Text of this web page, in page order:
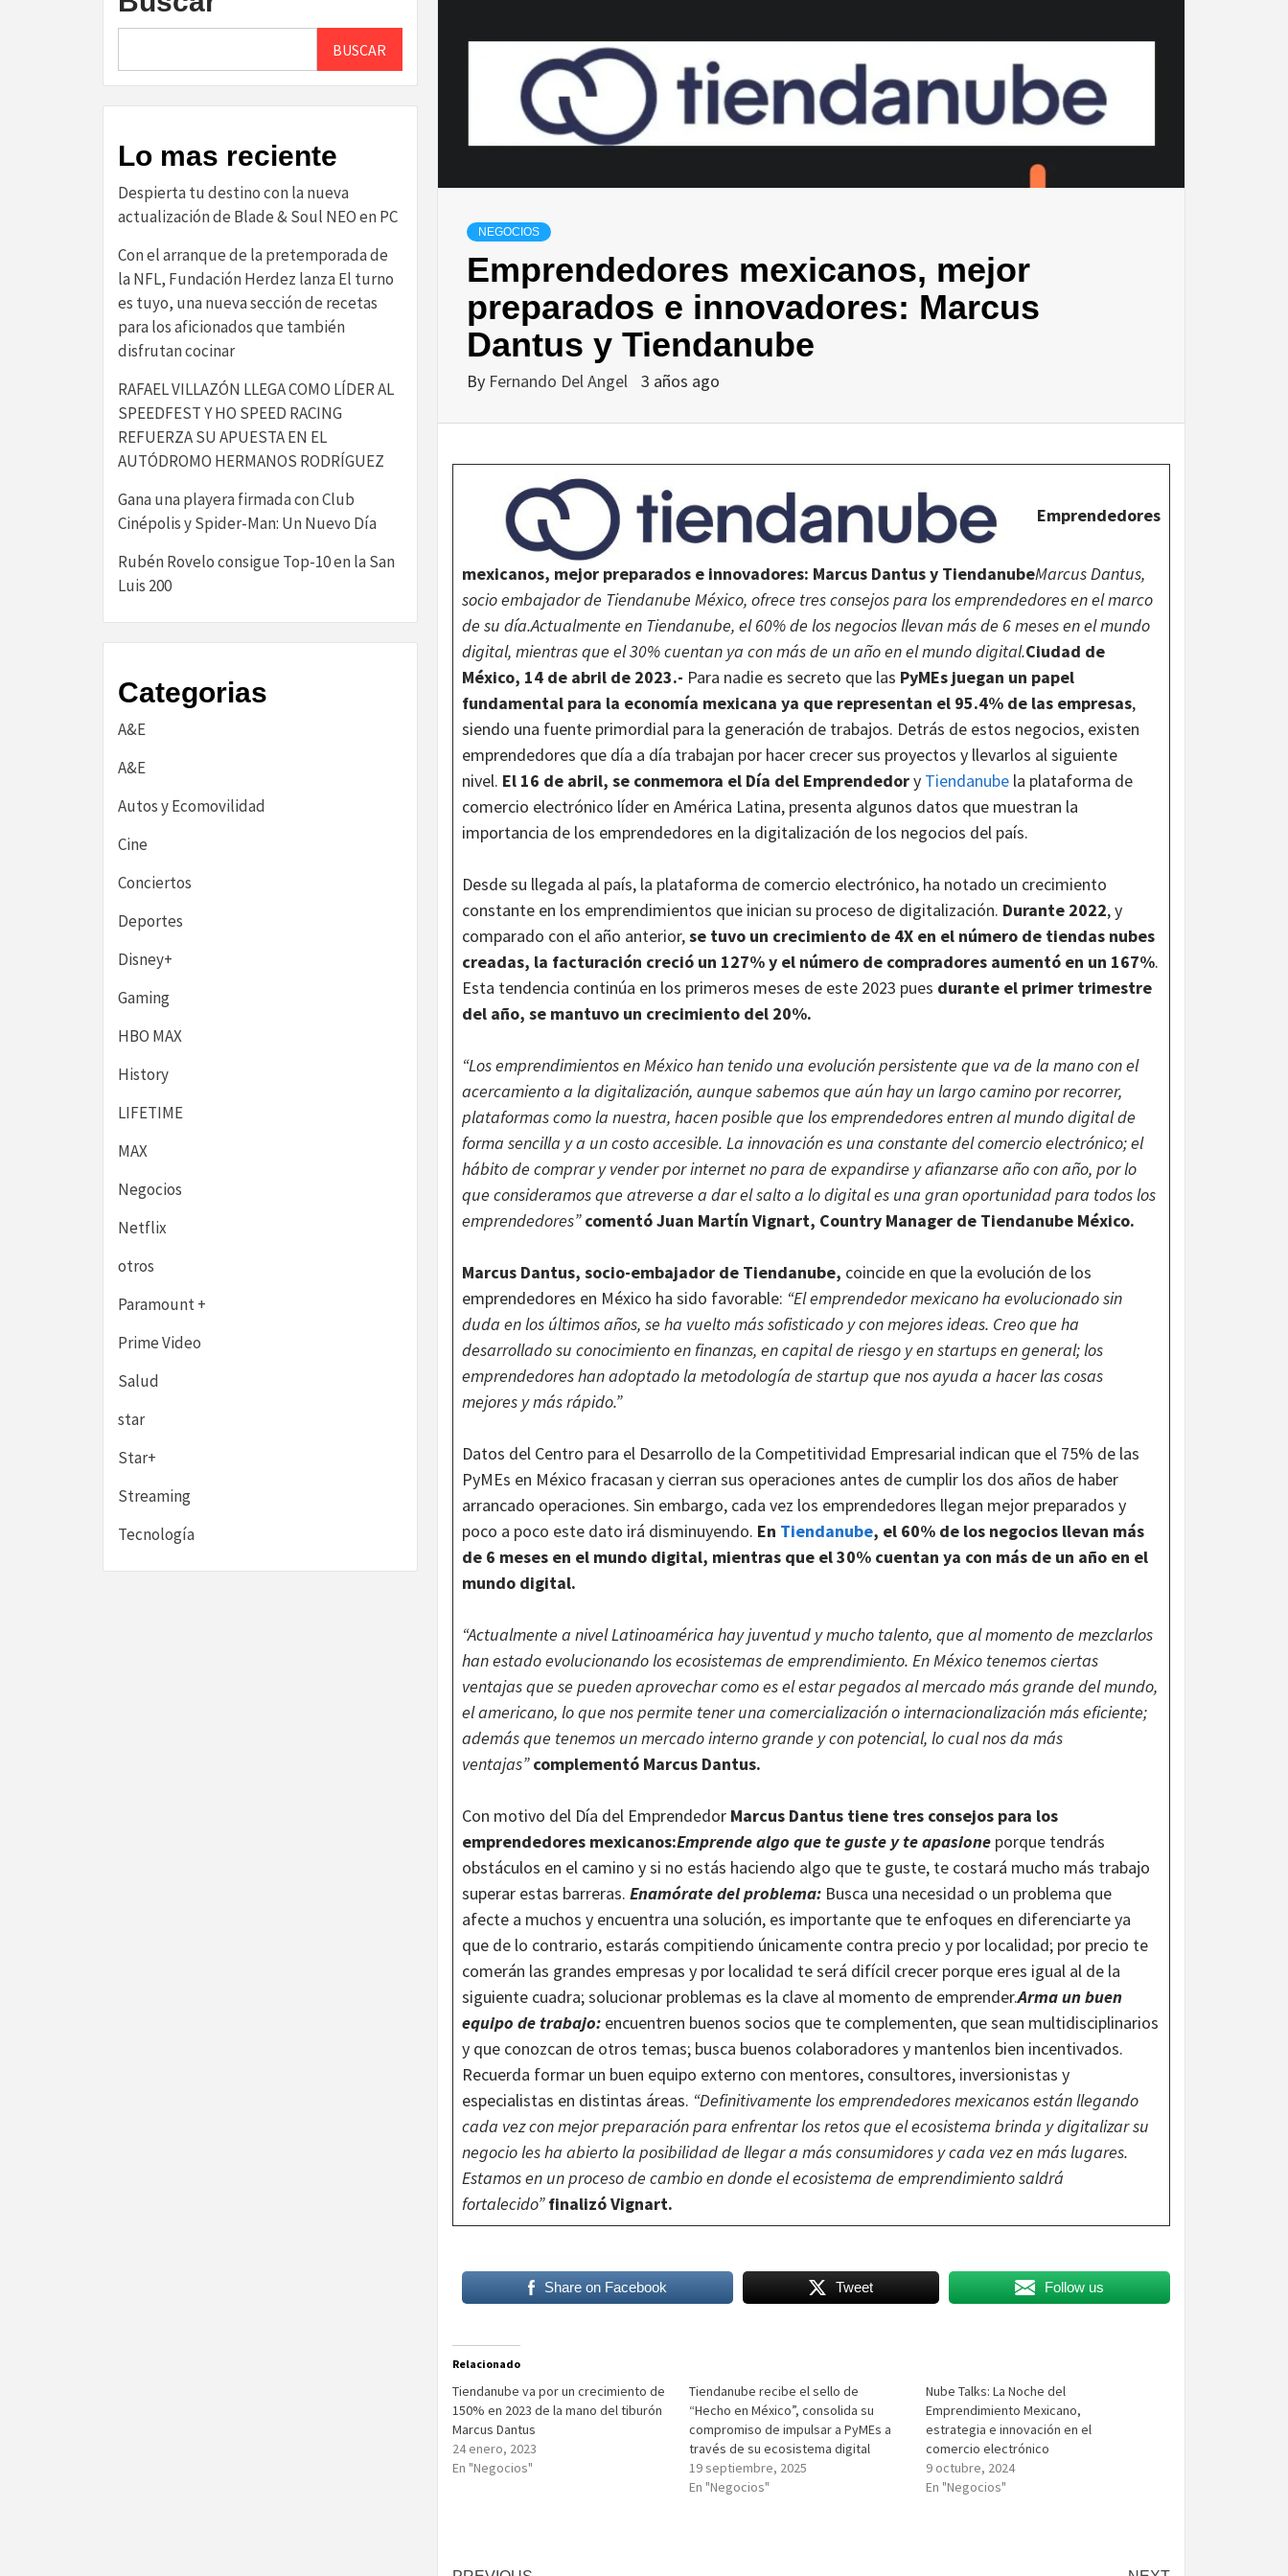
NEGOCIOS
Emprendedores mexicanos, mejor
preparados e innovadores: Marcus
Dantus y Tiendanube
By Fernando Del Angel 3 años ago
Emprendedores
mexicanos, mejor preparados e innovadores: Marcus Dantus y TiendanubeMarcus Dantus,
socio embajador de Tiendanube México, ofrece tres consejos para los emprendedores en el marco
de su día.Actualmente en Tiendanube, el 60% de los negocios llevan más de 6 meses en el mundo
digital, mientras que el 30% cuentan ya con más de un año en el mundo digital.Ciudad de
México, 14 de abril de 2023.- Para nadie es secreto que las PyMEs juegan un papel
fundamental para la economía mexicana ya que representan el 95.4% de las empresas,
siendo una fuente primordial para la generación de trabajos. Detrás de estos negocios, existen
emprendedores que día a día trabajan por hacer crecer sus proyectos y llevarlos al siguiente
nivel. El 16 de abril, se conmemora el Día del Emprendedory Tiendanube la plataforma de
comercio electrónico líder en América Latina, presenta algunos datos que muestran la
importancia de los emprendedores en la digitalización de los negocios del país.
Desde su llegada al país, la plataforma de comercio electrónico, ha notado un crecimiento
constante en los emprendimientos que inician su proceso de digitalización. Durante 2022, y
comparado con el año anterior,se tuvo un crecimiento de 4X en el número de tiendas nubes
creadas, la facturación creció un 127% y el número de compradores aumentó en un 167%.
Esta tendencia continúa en los primeros meses de este 2023 pues durante el primer trimestre
del año, se mantuvo un crecimiento del 20%.
“Los emprendimientos en México han tenido una evolución persistente que va de la mano con el
acercamiento a la digitalización, aunque sabemos que aún hay un largo camino por recorrer,
plataformas como la nuestra, hacen posible que los emprendedores entren al mundo digital de
forma sencilla y a un costo accesible. La innovación es una constante del comercio electrónico; el
hábito de comprar y vender por internet no para de expandirse y afianzarse año con año, por lo
que consideramos que atreverse a dar el salto a lo digital es una gran oportunidad para todos los
emprendedores” comentó Juan Martín Vignart, Country Manager de Tiendanube México.
Marcus Dantus, socio-embajador de Tiendanube, coincide en que la evolución de los
emprendedores en México ha sido favorable: “El emprendedor mexicano ha evolucionado sin
duda en los últimos años, se ha vuelto más sofisticado y con mejores ideas. Creo que ha
desarrollado su conocimiento en finanzas, en capital de riesgo y en startups en general; los
emprendedores han adoptado la metodología de startup que nos ayuda a hacer las cosas
mejores y más rápido.”
Datos del Centro para el Desarrollo de la Competitividad Empresarial indican que el 75% de las
PyMEs en México fracasan y cierran sus operaciones antes de cumplir los dos años de haber
arrancado operaciones. Sin embargo, cada vez los emprendedores llegan mejor preparados y
poco a poco este dato irá disminuyendo. En Tiendanube, el 60% de los negocios llevan más
de 6 meses en el mundo digital, mientras que el 30% cuentan ya con más de un año en el
mundo digital.
“Actualmente a nivel Latinoamérica hay juventud y mucho talento, que al momento de mezclarlos
han estado evolucionando los ecosistemas de emprendimiento. En México tenemos ciertas
ventajas que se pueden aprovechar como es el estar pegados al mercado más grande del mundo,
el americano, lo que nos permite tener una comercialización o internacionalización más eficiente;
además que tenemos un mercado interno grande y con potencial, lo cual nos da más
ventajas”complementó Marcus Dantus.
Con motivo del Día del Emprendedor Marcus Dantus tiene tres consejos para los
emprendedores mexicanos:Emprende algo que te guste y te apasione porque tendrás
obstáculos en el camino y si no estás haciendo algo que te guste, te costará mucho más trabajo
superar estas barreras. Enamórate del problema: Busca una necesidad o un problema que
afecte a muchos y encuentra una solución, es importante que te enfoques en diferenciarte ya
que de lo contrario, estarás compitiendo únicamente contra precio y por localidad; por precio te
comerán las grandes empresas y por localidad te será difícil crecer porque eres igual al de la
siguiente cuadra; solucionar problemas es la clave al momento de emprender.Arma un buen
equipo de trabajo: encuentren buenos socios que te complementen, que sean multidisciplinarios
y que conozcan de otros temas; busca buenos colaboradores y mantenlos bien incentivados.
Recuerda formar un buen equipo externo con mentores, consultores, inversionistas y
especialistas en distintas áreas. “Definitivamente los emprendedores mexicanos están llegando
cada vez con mejor preparación para enfrentar los retos que el ecosistema brinda y digitalizar su
negocio les ha abierto la posibilidad de llegar a más consumidores y cada vez en más lugares.
Estamos en un proceso de cambio en donde el ecosistema de emprendimiento saldrá
fortalecido” finalizó Vignart.
Share on Facebook Tweet Follow us
Relacionado
Tiendanube va por un crecimiento de
150% en 2023 de la mano del tiburón
Marcus Dantus
24 enero, 2023
En "Negocios"
Tiendanube recibe el sello de
“Hecho en México”, consolida su
compromiso de impulsar a PyMEs a
través de su ecosistema digital
19 septiembre, 2025
En "Negocios"
Nube Talks: La Noche del
Emprendimiento Mexicano,
estrategia e innovación en el
comercio electrónico
9 octubre, 2024
En "Negocios"
BUSCAR
Lo mas reciente
Despierta tu destino con la nueva
actualización de Blade & Soul NEO en PC
Con el arranque de la pretemporada de
la NFL, Fundación Herdez lanza El turno
es tuyo, una nueva sección de recetas
para los aficionados que también
disfrutan cocinar
RAFAEL VILLAZÓN LLEGA COMO LÍDER AL
SPEEDFEST Y HO SPEED RACING
REFUERZA SU APUESTA EN EL
AUTÓDROMO HERMANOS RODRÍGUEZ
Gana una playera firmada con Club
Cinépolis y Spider-Man: Un Nuevo Día
Rubén Rovelo consigue Top-10 en la San
Luis 200
Categorias
A&E
A&E
Autos y Ecomovilidad
Cine
Conciertos
Deportes
Disney+
Gaming
HBO MAX
History
LIFETIME
MAX
Negocios
Netflix
otros
Paramount +
Prime Video
Salud
star
Star+
Streaming
Tecnología